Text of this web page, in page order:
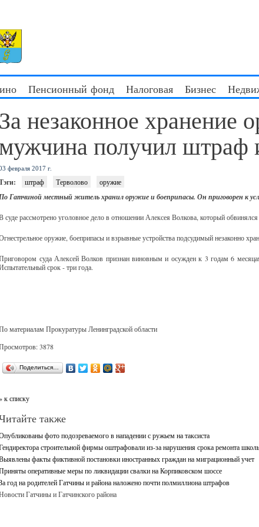
Пенсионный фонд Налоговая Бизнес
За незаконное хранение
мужчина получил штраф
февраля 2017 г.
штраф Терволово оружие
Гатчиной местный житель хранил оружие и боеприпасы. Он приговорен к
суде рассмотрено уголовное дело в отношении Алексея Волкова, который
оружие, боеприпасы и взрывные устройства подсудимый незаконно
суда Алексей Волков признан виновным и осужден к 3 годам 6
срок - три года.
материалам Прокуратуры Ленинградской области
3878
Поделиться…
к списку
также
фото подозреваемого в нападении с ружьем на таксиста
строительной фирмы оштрафовали из-за нарушения срока ремонта
факты фиктивной постановки иностранных граждан на миграционный учет
оперативные меры по ликвидации свалки на Корпиковском шоссе
год на родителей Гатчины и района наложено почти полмиллиона штрафов
Гатчины и Гатчинского района